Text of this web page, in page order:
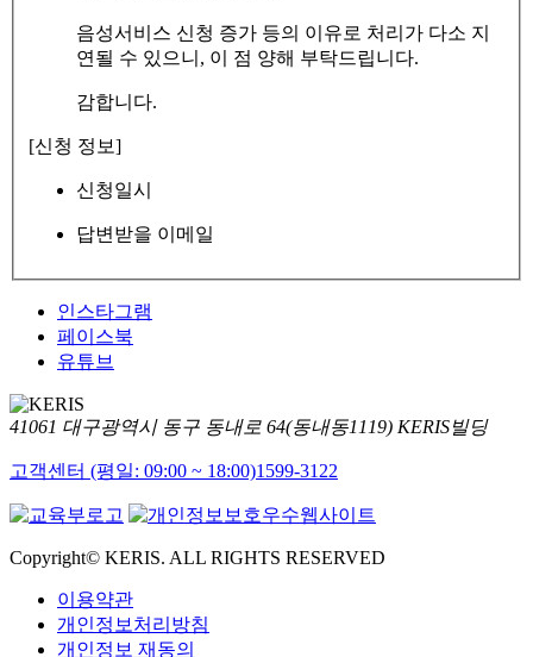
음성서비스 신청 증가 등의 이유로 처리가 다소 지
연될 수 있으니, 이 점 양해 부탁드립니다.
감합니다.
[신청 정보]
신청일시
답변받을 이메일
인스타그램
페이스북
유튜브
41061 대구광역시 동구 동내로 64(동내동1119) KERIS빌딩
고객센터 (평일: 09:00 ~ 18:00)1599-3122
Copyright© KERIS. ALL RIGHTS RESERVED
이용약관
개인정보처리방침
개인정보 재동의